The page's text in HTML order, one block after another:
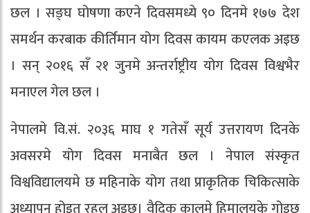
छल । सङ्घ घोषणा कएने दिवसमध्ये ९० दिनमे १७७ देश
समर्थन करबाक कीर्तिमान योग दिवस कायम कएलक अइछ
। सन् २०१६ सँ २१ जुनमे अन्तर्राष्ट्रीय योग दिवस विश्वभैर
मनाएल गेल छल ।
नेपालमे वि.सं. २०३६ माघ १ गतेसँ सूर्य उत्तरायण दिनके
अवसरमे योग दिवस मनाबैत छल । नेपाल संस्कृत
विश्वविद्यालयमे छ महिनाके योग तथा प्राकृतिक चिकित्साके